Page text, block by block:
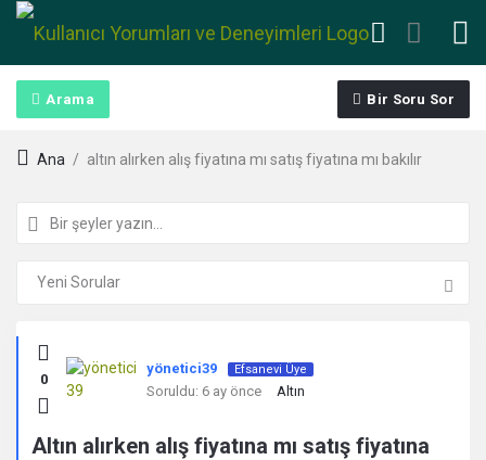
Arama Bir Soru Sor
Ana / altın alırken alış fiyatına mı satış fiyatına mı bakılır
Kullanıcı
Yorumları
ve
0
yönetici39 Efsanevi Üye
Soruldu: 6 ay önce Altın
Altın alırken alış fiyatına mı satış fiyatına